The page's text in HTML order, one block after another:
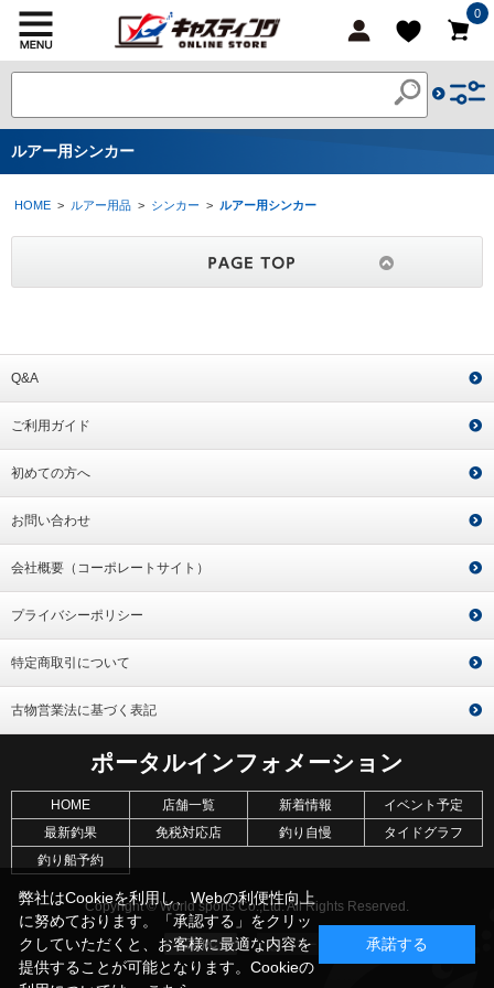
0
ルアー用シンカー
HOME > ルアー用品 > シンカー > ルアー用シンカー
Q&A
ご利用ガイド
初めての方へ
お問い合わせ
会社概要（コーポレートサイト）
プライバシーポリシー
特定商取引について
古物営業法に基づく表記
ポータルインフォメーション
HOME 店舗一覧 新着情報
イベント予定
最新釣果
免税対応店 釣り自慢
タイドグラフ
釣り船予約
Copyright © World sports Co.,Ltd. All Rights Reserved.
弊社はCookieを利用し、Webの利便性向上
に努めております。「承認する」をクリッ
クしていただくと、お客様に最適な内容を
提供することが可能となります。Cookieの
承諾する